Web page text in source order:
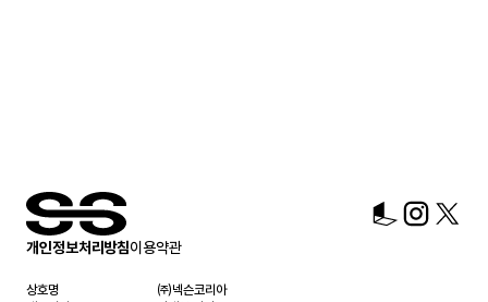
개인정보처리방침이용약관
상호명
㈜넥슨코리아